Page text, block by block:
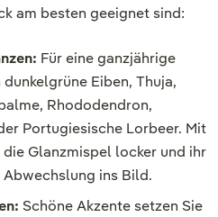
am besten geeignet sind:
Für eine ganzjährige
Eiben, Thuja,
Rhododendron,
Portugiesische Lorbeer. Mit
Glanzmispel locker und ihr
ins Bild.
Schöne Akzente setzen Sie